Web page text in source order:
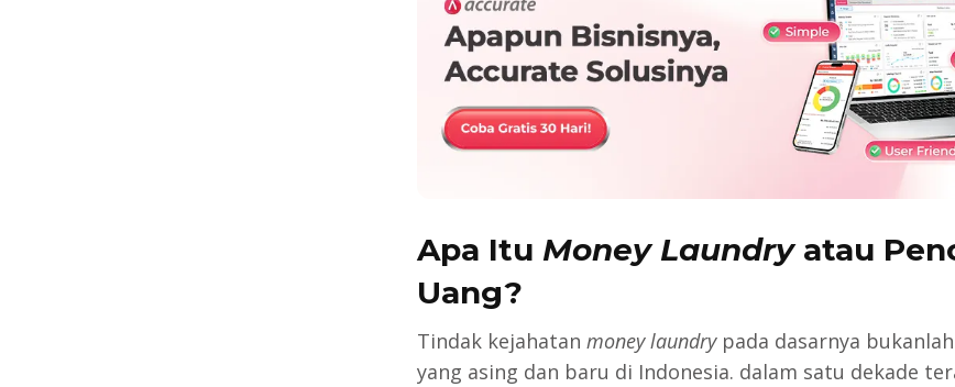
Apa Itu Money Laundry atau
Uang?
Tindak kejahatan money laundrypada dasarnya
yang asing dan baru di Indonesia. dalam satu dekade